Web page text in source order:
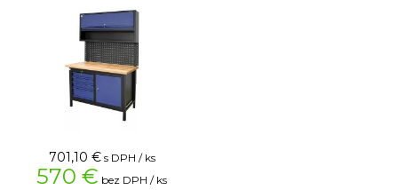
701,10 € s DPH / ks
570 € bez DPH / ks